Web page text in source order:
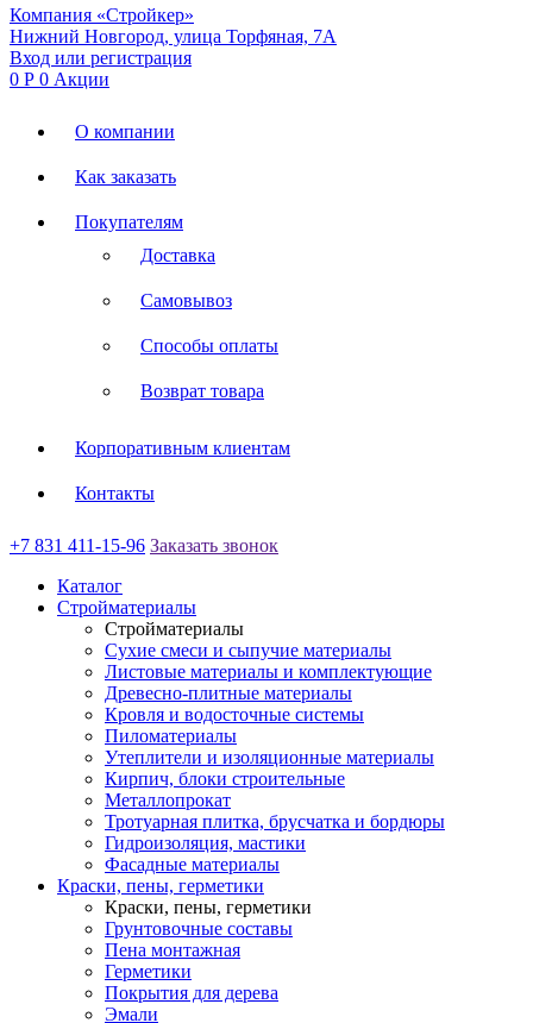
Компания «Стройкер»
Нижний Новгород, улица Торфяная, 7А
Вход или регистрация
0 Р 0 Акции
О компании
Как заказать
Покупателям
Доставка
Самовывоз
Способы оплаты
Возврат товара
Корпоративным клиентам
Контакты
+7 831 411-15-96 Заказать звонок
Каталог
Стройматериалы
Стройматериалы
Сухие смеси и сыпучие материалы
Листовые материалы и комплектующие
Древесно-плитные материалы
Кровля и водосточные системы
Пиломатериалы
Утеплители и изоляционные материалы
Кирпич, блоки строительные
Металлопрокат
Тротуарная плитка, брусчатка и бордюры
Гидроизоляция, мастики
Фасадные материалы
Краски, пены, герметики
Краски, пены, герметики
Грунтовочные составы
Пена монтажная
Герметики
Покрытия для дерева
Эмали